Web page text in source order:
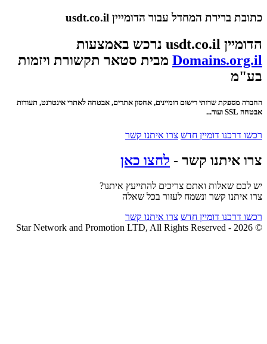
כתובת ברירת המחדל עבור הדומייין usdt.co.il
הדומיין usdt.co.il נרכש באמצעות
Domains.org.il מבית סטאר תקשורת ויזמות
בע"מ
החברה מספקת שרותי רישום דומיינים, אחסון אתרים, אבטחה לאתרי אינטרנט, תעודות
אבטחה SSL ועוד...
רכשו דרכנו דומיין חדש צרו איתנו קשר
צרו איתנו קשר - לחצו כאן
יש לכם שאלות ואתם צריכים להתייעץ איתנו?
צרו איתנו קשר ונשמח לעזור בכל שאלה
רכשו דרכנו דומיין חדש צרו איתנו קשר
© 2026 - Star Network and Promotion LTD, All Rights Reserved